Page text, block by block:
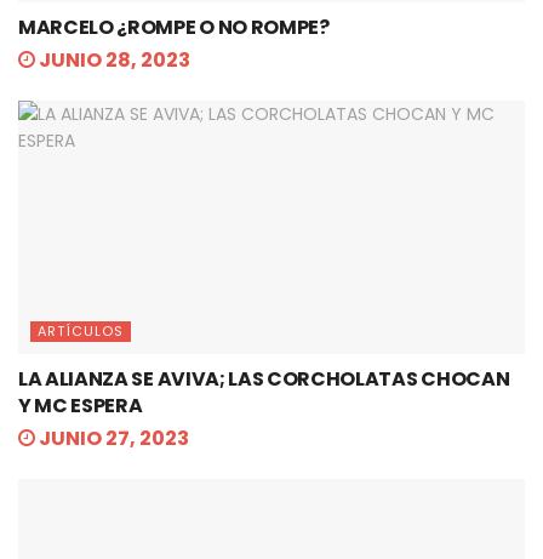
MARCELO ¿ROMPE O NO ROMPE?
JUNIO 28, 2023
ARTÍCULOS
LA ALIANZA SE AVIVA; LAS CORCHOLATAS CHOCAN
Y MC ESPERA
JUNIO 27, 2023